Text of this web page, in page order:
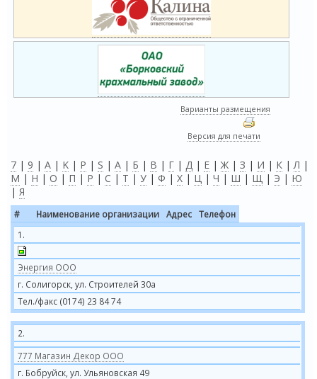
Варианты размещения
Версия для печати
7 | 9 | A | K | P | S | А | Б | В | Г | Д | Е | Ж | З | И | К |Л |
М | Н | О | П | Р | С | Т | У | Ф | Х | Ц | Ч | Ш | Щ | Э | Ю
| Я
# Наименование организации Адрес
Телефон
1.
Энергия ООО
г. Солигорск, ул. Строителей 30а
Тел./факс (0174) 23 84 74
2.
777 Магазин Декор ООО
г. Бобруйск, ул. Ульяновская 49